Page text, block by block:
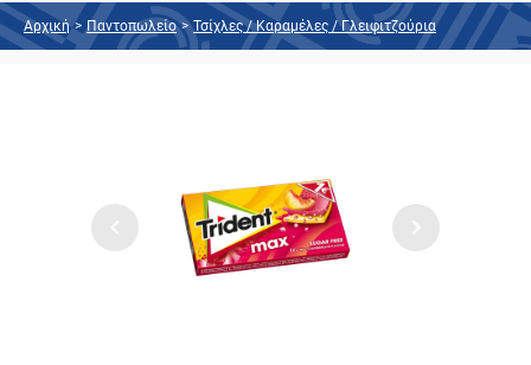
Αρχική > Παντοπωλείο > Τσίχλες / Καραμέλες / Γλειφιτζούρια